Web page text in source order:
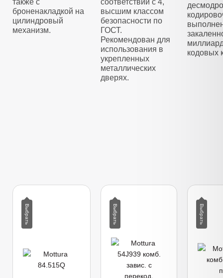
также с
броненакладкой на
цилиндровый
механизм.
соответствии с 4,
высшим классом
безопасности по
ГОСТ.
Рекомендован для
использования в
укрепленных
металлических
дверях.
кодовых